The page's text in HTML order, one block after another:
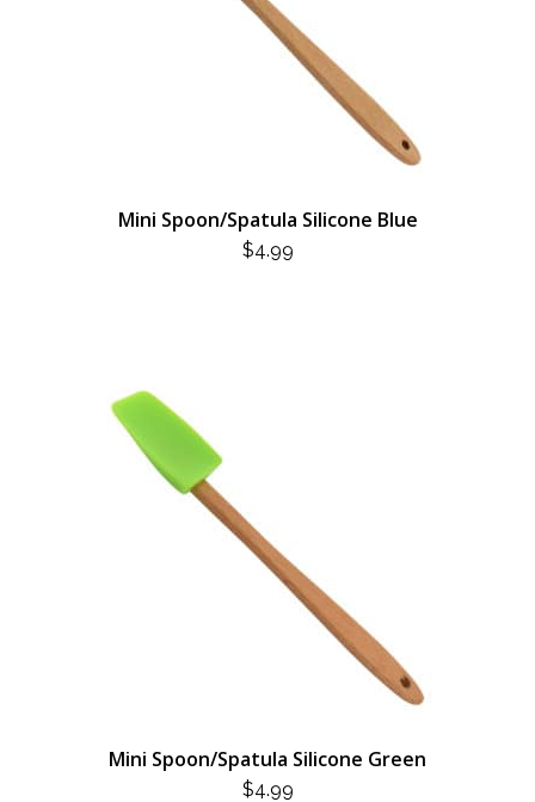
Mini Spoon/Spatula Silicone Blue
$4.99
Mini Spoon/Spatula Silicone Green
$4.99